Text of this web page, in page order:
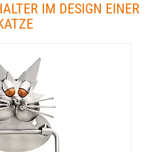
IM DESIGN EINER